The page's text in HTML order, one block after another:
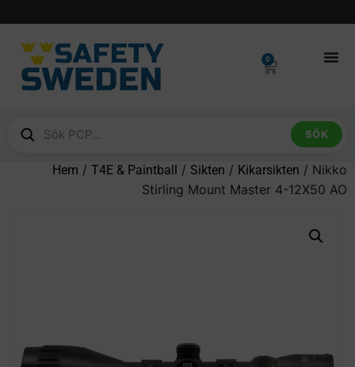
0
SÖK
Hem / T4E & Paintball / Sikten / Kikarsikten / Nikko
Stirling Mount Master 4-12X50 AO